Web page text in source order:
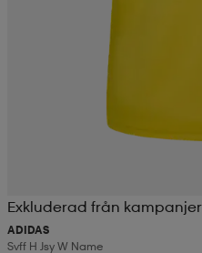
Exkluderad från kampanjer
ADIDAS
Svff H Jsy W Name